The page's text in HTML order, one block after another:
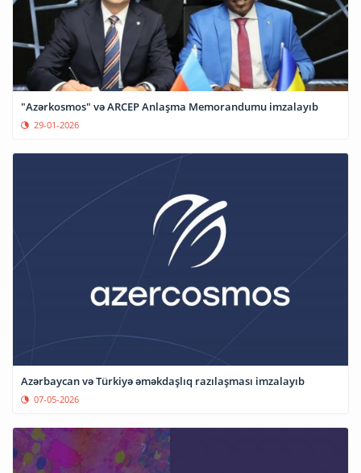
"Azərkosmos" və ARCEP Anlaşma Memorandumu imzalayıb
29-01-2026
Azərbaycan və Türkiyə əməkdaşlıq razılaşması imzalayıb
07-05-2026